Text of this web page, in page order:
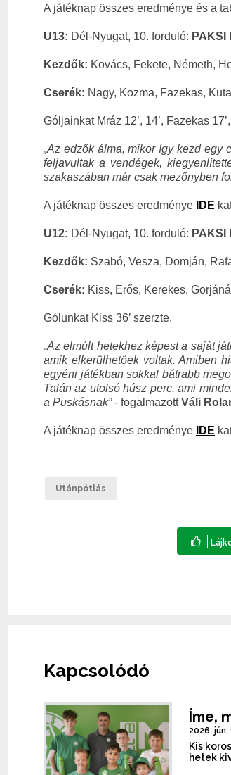
A játéknap összes eredménye és a
U13: Dél-Nyugat, 10. forduló: PAKSI
Kezdők: Kovács, Fekete, Németh,
Cserék: Nagy, Kozma, Fazekas,
Góljainkat Mráz 12’, 14’, Fazekas
„Az edzők álma, mikor így kezd egy
feljavultak a vendégek,
szakaszában már csak mezőnyben
A játéknap összes eredménye IDE
U12: Dél-Nyugat, 10. forduló: PAKSI
Kezdők: Szabó, Vesza, Domján,
Cserék: Kiss, Erős, Kerekes,
Gólunkat Kiss 36’ szerzte.
„Az elmúlt hetekhez képest a saját
amik elkerülhetőek voltak. Amiben
egyéni játékban sokkal bátrabb
Talán az utolsó húsz perc, ami
a Puskásnak”- fogalmazottVáli
A játéknap összes eredménye IDE
Utánpótlás
Kapcsolódó
Íme,
2026. jún.
Kis
hetek